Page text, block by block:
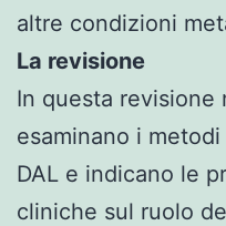
altre condizioni
La revisione
In questa revisione
esaminano i
DAL e indicano le
cliniche sul ruolo